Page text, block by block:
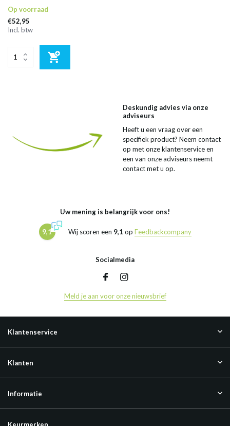
Op voorraad
€52,95
Incl. btw
Deskundig advies via onze
adviseurs
Heeft u een vraag over een
specifiek product? Neem contact
op met onze klantenservice en
een van onze adviseurs neemt
contact met u op.
Uw mening is belangrijk voor ons!
9,1 Wij scoren een 9,1 op Feedbackcompany
Socialmedia
Meld je aan voor onze nieuwsbrief
Klantenservice
Klanten
Informatie